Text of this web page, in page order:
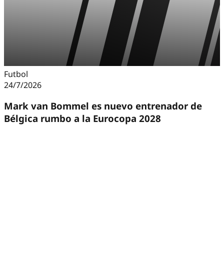
Futbol
24/7/2026
Mark van Bommel es nuevo entrenador de
Bélgica rumbo a la Eurocopa 2028